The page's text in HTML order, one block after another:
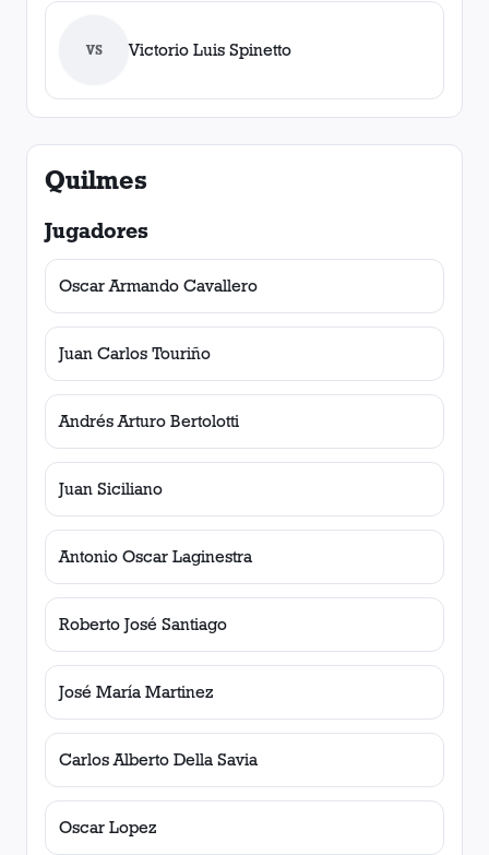
VS Victorio Luis Spinetto
Quilmes
Jugadores
Oscar Armando Cavallero
Juan Carlos Touriño
Andrés Arturo Bertolotti
Juan Siciliano
Antonio Oscar Laginestra
Roberto José Santiago
José María Martinez
Carlos Alberto Della Savia
Oscar Lopez